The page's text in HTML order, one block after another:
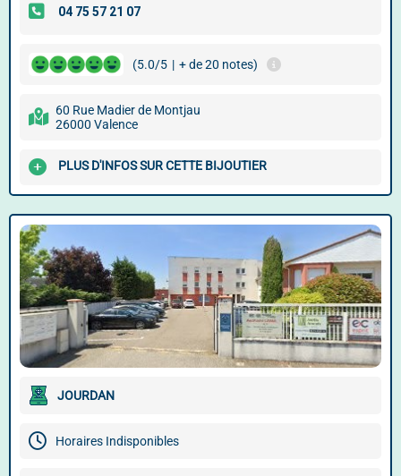
(5.0/5 | + de 20 notes)
60 Rue Madier de Montjau
26000 Valence
PLUS D'INFOS SUR CETTE BIJOUTIER
JOURDAN
Horaires Indisponibles